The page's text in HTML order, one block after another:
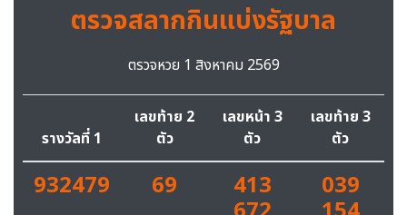
ตรวจสลากกินแบ่งรัฐบาล
ตรวจหวย 1 สิงหาคม 2569
รางวัลที่ 1
เลขท้าย 2
ตัว
เลขหน้า 3
ตัว
เลขท้าย 3
ตัว
932479 69 413 039